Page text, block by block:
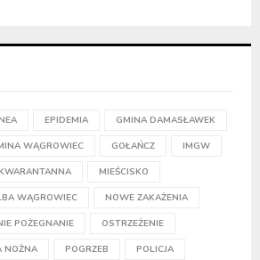
EPIDEMIA GMINA DAMASŁAWEK
WĄGROWIEC GOŁAŃCZ IMGW
MIEŚCISKO
WĄGROWIEC NOWE ZAKAŻENIA
POŻEGNANIE OSTRZEŻENIE
NOŻNA POGRZEB POLICJA